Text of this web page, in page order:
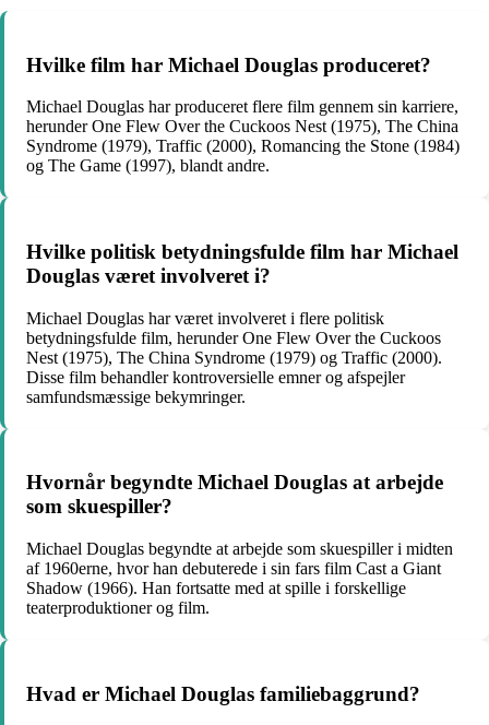
Hvilke film har Michael Douglas produceret?
Michael Douglas har produceret flere film gennem sin karriere,
herunder One Flew Over the Cuckoos Nest (1975), The China
Syndrome (1979), Traffic (2000), Romancing the Stone (1984)
og The Game (1997), blandt andre.
Hvilke politisk betydningsfulde film har Michael
Douglas været involveret i?
Michael Douglas har været involveret i flere politisk
betydningsfulde film, herunder One Flew Over the Cuckoos
Nest (1975), The China Syndrome (1979) og Traffic (2000).
Disse film behandler kontroversielle emner og afspejler
samfundsmæssige bekymringer.
Hvornår begyndte Michael Douglas at arbejde
som skuespiller?
Michael Douglas begyndte at arbejde som skuespiller i midten
af 1960erne, hvor han debuterede i sin fars film Cast a Giant
Shadow (1966). Han fortsatte med at spille i forskellige
teaterproduktioner og film.
Hvad er Michael Douglas familiebaggrund?